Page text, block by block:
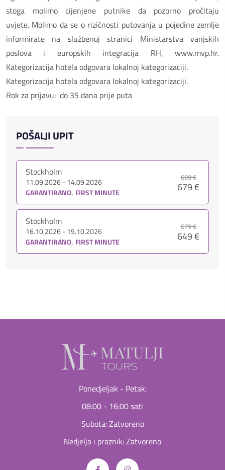
stoga molimo cijenjene putnike da pozorno pročitaju
uvjete. Molimo da se o rizičnosti putovanja u pojedine zemlje
informirate na službenoj stranici Ministarstva vanjskih
poslova i europskih integracija RH, www.mvp.hr.
Kategorizacija hotela odgovara lokalnoj kategorizaciji.
Kategorizacija hotela odgovara lokalnoj kategorizaciji.
Rok za prijavu: do 35 dana prije puta
POŠALJI UPIT
Stockholm
11.09.2026 - 14.09.2026
GARANTIRANO, FIRST MINUTE
699 €
679 €
Stockholm
16.10.2026 - 19.10.2026
GARANTIRANO, FIRST MINUTE
679 €
649 €
Ponedjeljak - Petak:
08:00 - 16:00 sati
Subota: Zatvoreno
Nedjelja i praznik: Zatvoreno